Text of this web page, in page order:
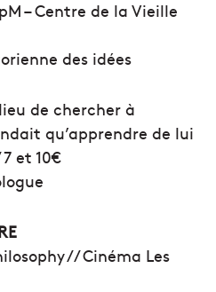
– Centre de la Vieille
des idées
de chercher à
qu’apprendre de lui
et 10€
// Cinéma Les